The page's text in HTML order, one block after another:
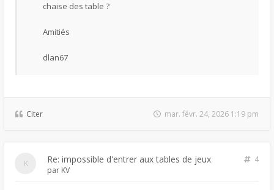
chaise des table ?
Amitiés
dlan67
Citer mar. févr. 24, 2026 1:19 pm
Re: impossible d'entrer aux tables de jeux
4
par KV